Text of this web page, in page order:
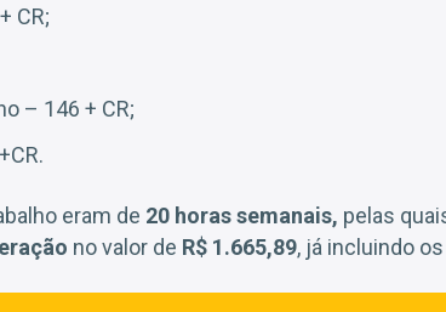
CR;
– 146 + CR;
eram de 20 horas semanais, pelas
no valor de R$ 1.665,89, já incluindo